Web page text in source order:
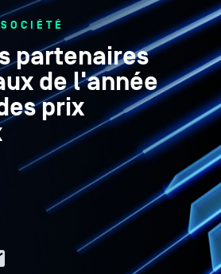
partenaires
de l'année
prix